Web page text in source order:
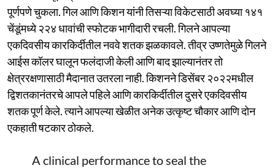
पूर्णपणे चुकला. गिल आणि किशन यांनी तिसऱ्या विकेटसाठी अवघ्या १४१
चेंडूंमध्ये २२४ धावांची स्फोटक भागीदारी रचली. गिलने आपल्या
एकदिवसीय कारकिर्दीतील नववे शतक झळकावले. तीव्र उष्णतेमुळे गिलने
आईस कॉलर घालून फलंदाजी केली आणि बाद झाल्यानंतर तो
क्षेत्ररक्षणासाठी मैदानात उतरला नाही. किशनने डिसेंबर २०२२मधील
द्विशतकानंतरचे आपले पहिले आणि कारकिर्दीतील दुसरे एकदिवसीय
शतक पूर्ण केले. त्याने आपल्या खेळीत अनेक उत्कृष्ट चौकार आणि दोन
एकहाती षटकार ठोकले.
A clinical performance to seal the